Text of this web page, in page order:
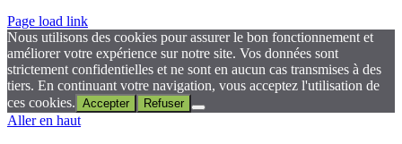
Page load link
Nous utilisons des cookies pour assurer le bon fonctionnement et
améliorer votre expérience sur notre site. Vos données sont
strictement confidentielles et ne sont en aucun cas transmises à des
tiers. En continuant votre navigation, vous acceptez l'utilisation de
ces cookies. Accepter Refuser
Aller en haut